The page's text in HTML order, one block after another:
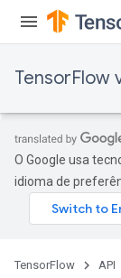
TensorFlow
O Google usa
idioma de
TensorFlow API